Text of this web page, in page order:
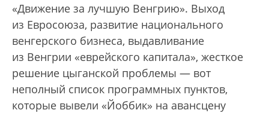
«Движение за лучшую Венгрию». Выход
из Евросоюза, развитие национального
венгерского бизнеса, выдавливание
из Венгрии «еврейского капитала», жесткое
решение цыганской проблемы — вот
неполный список программных пунктов,
которые вывели «Йоббик» на авансцену